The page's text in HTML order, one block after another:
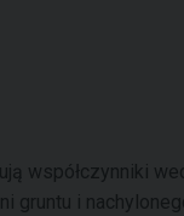
współczynniki
gruntu i